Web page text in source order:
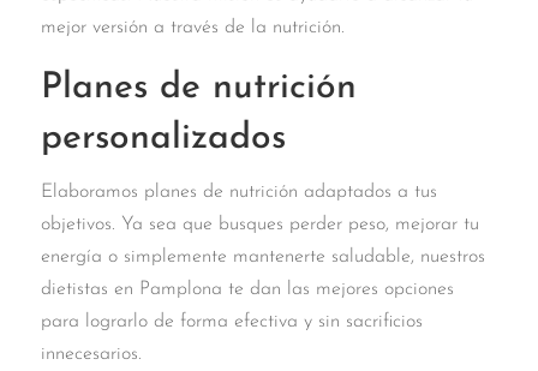
mejor versión a través de la nutrición.
Planes de nutrición
personalizados
Elaboramos planes de nutrición adaptados a tus
objetivos. Ya sea que busques perder peso, mejorar tu
energía o simplemente mantenerte saludable, nuestros
dietistas en Pamplona te dan las mejores opciones
para lograrlo de forma efectiva y sin sacrificios
innecesarios.